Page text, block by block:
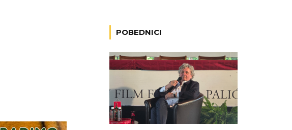
POBEDNICI